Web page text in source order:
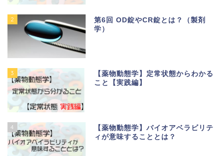
2
第6回 OD錠やCR錠とは？（製剤
学）
3
【薬物動態学】定常状態からわかる
こと【実践編】
4
【薬物動態学】バイオアベラビリテ
ィが意味することとは？